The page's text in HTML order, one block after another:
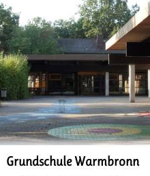
Grundschule Warmbronn